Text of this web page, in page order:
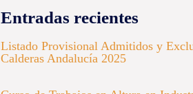
Entradas recientes
Listado Provisional Admitidos y
Calderas Andalucía 2025